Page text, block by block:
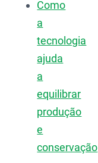
Como
a
tecnologia
ajuda
a
equilibrar
produção
e
conservação